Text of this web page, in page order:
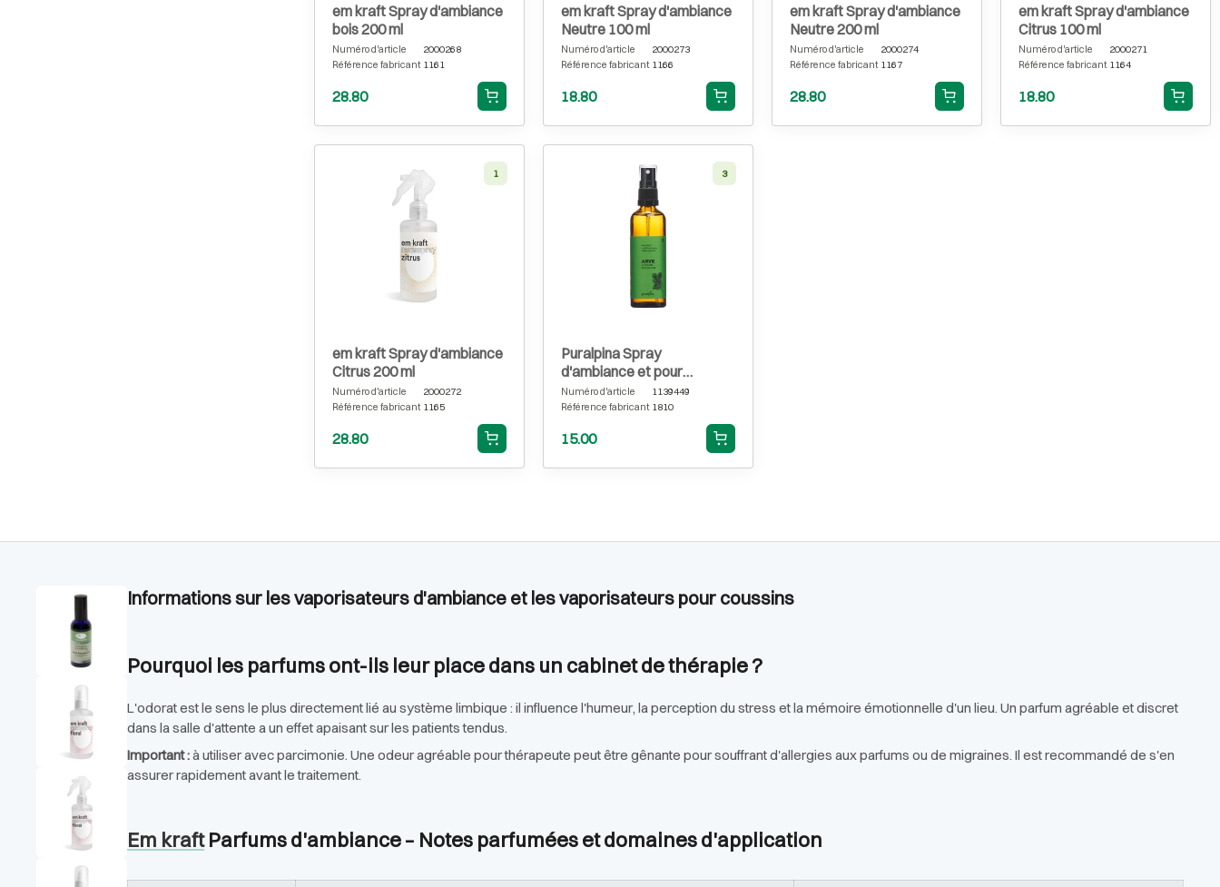
em kraft Spray d'ambiance
bois 200 ml
Numéro d'article
2000268
Référence fabricant 1161
28.80
em kraft Spray d'ambiance
Neutre 100 ml
Numéro d'article
2000273
Référence fabricant 1166
18.80
em kraft Spray d'ambiance
Neutre 200 ml
Numéro d'article
2000274
Référence fabricant 1167
28.80
em kraft Spray d'ambiance
Citrus 100 ml
Numéro d'article
2000271
Référence fabricant 1164
18.80
1
em kraft Spray d'ambiance
Citrus 200 ml
Numéro d'article
2000272
Référence fabricant 1165
28.80
3
Puralpina Spray
d'ambiance et pour
coussins Arve 75 ml
Numéro d'article
1139449
Référence fabricant 1810
15.00
Informations sur les vaporisateurs d'ambiance et les vaporisateurs pour coussins
Pourquoi les parfums ont-ils leur place dans un cabinet de thérapie ?
L'odorat est le sens le plus directement lié au système limbique : il influence l'humeur, la perception du stress et la mémoire émotionnelle d'un lieu. Un parfum agréable et discret
dans la salle d'attente a un effet apaisant sur les patients tendus.
Important :à utiliser avec parcimonie. Une odeur agréable pour thérapeute peut être gênante pour souffrant d'allergies aux parfums ou de migraines. Il est recommandé de s'en
assurer rapidement avant le traitement.
Em kraftParfums d'ambiance – Notes parfumées et domaines d'application